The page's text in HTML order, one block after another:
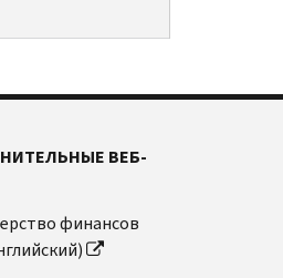
ВЕБ-
финансов